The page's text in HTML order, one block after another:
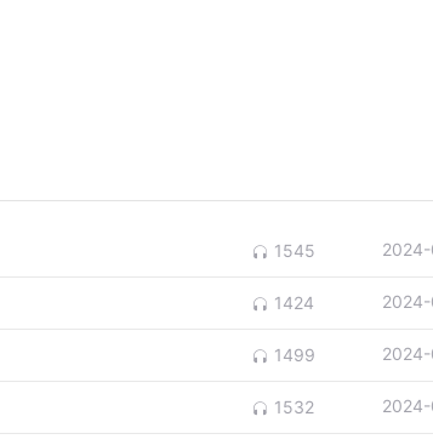
1545
1424
1499
1532